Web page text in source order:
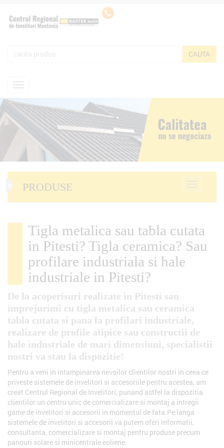
PRODUSE
Tigla metalica sau tabla cutata
in Pitesti? Tigla ceramica? Sau
profilare industriala si hale
industriale in Pitesti?
De la acoperisuri realizate in Pitesti sau
imprejurimi cu tigla metalica sau ceramica
tabla cutata si pana la profilari industriale,
realizare de profile atipice sau constructii de
hale industriale de mari dimensiuni, specialistii
nostri va stau la dispozitie!
Pentru a veni in intampinarea nevoilor clientilor nostri in ceea ce
priveste sistemele de invelitori si accesoriile pentru acestea, am
creat Centrul Regional de Invelitori, punand astfel la dispozitia
clientilor un centru unic de comercializare si montaj a intregii
game de invelitori si accesorii in momentul de fata.Pe langa
sistemele de invelitori si accesorii va putem oferi informatii,
consultanta, comercializare si montaj pentru produse precum
panouri solare si minicentrale eoliene.